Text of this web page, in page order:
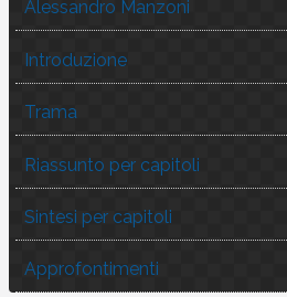
Alessandro Manzoni
Introduzione
Trama
Riassunto per capitoli
Sintesi per capitoli
Approfontimenti